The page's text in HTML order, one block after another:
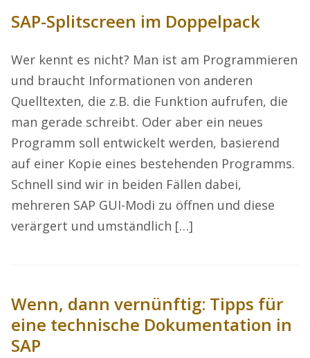
SAP-Splitscreen im Doppelpack
Wer kennt es nicht? Man ist am Programmieren
und braucht Informationen von anderen
Quelltexten, die z.B. die Funktion aufrufen, die
man gerade schreibt. Oder aber ein neues
Programm soll entwickelt werden, basierend
auf einer Kopie eines bestehenden Programms.
Schnell sind wir in beiden Fällen dabei,
mehreren SAP GUI-Modi zu öffnen und diese
verärgert und umständlich […]
Wenn, dann vernünftig: Tipps für
eine technische Dokumentation in
SAP